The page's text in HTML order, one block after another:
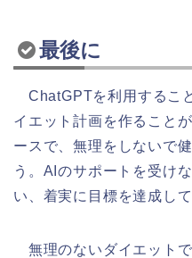
最後に
ChatGPTを利用するこ
イエット計画を作ること
ースで、無理をしないで
う。AIのサポートを受け
い、着実に目標を達成し
無理のないダイエット